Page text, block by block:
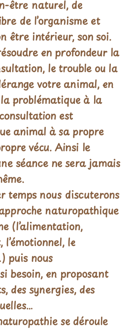
être naturel, de
de l’organisme et
être intérieur, son soi.
en profondeur la
le trouble ou la
votre animal, en
problématique à la
est
animal à sa propre
vécu. Ainsi le
séance ne sera jamais
temps nous discuterons
naturopathique
(l’alimentation,
le
puis nous
besoin, en proposant
des synergies, des
se déroule